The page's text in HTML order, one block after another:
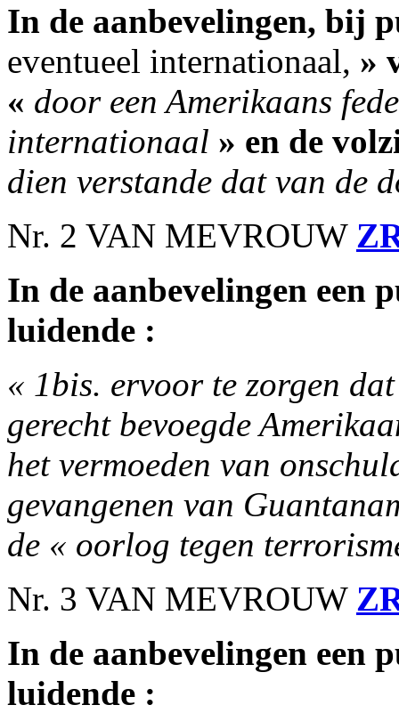
In de aanbevelingen, bij
eventueel internationaal, »
« door een Amerikaans
internationaal » en de
dien verstande dat van de
Nr. 2 VAN MEVROUW
In de aanbevelingen een
luidende :
« 1bis. ervoor te zorgen
gerecht bevoegde
het vermoeden van
gevangenen van
de « oorlog tegen
Nr. 3 VAN MEVROUW
In de aanbevelingen een
luidende :